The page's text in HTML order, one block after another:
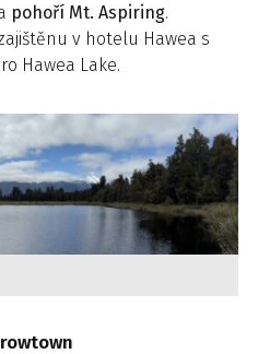
pohoří Mt. Aspiring.
v hotelu Hawea s
Hawea Lake.